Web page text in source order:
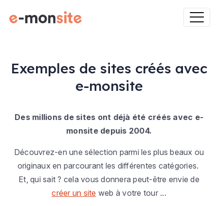
Exemples de sites créés avec
e-monsite
Des millions de sites ont déjà été créés avec e-
monsite depuis 2004.
Découvrez-en une sélection parmi les plus beaux ou
originaux en parcourant les différentes catégories.
Et, qui sait ? cela vous donnera peut-être envie de
créer un site web à votre tour ...